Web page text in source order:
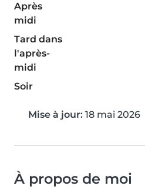
Après
midi
Tard dans
l'après-
midi
Soir
Mise à jour: 18 mai 2026
À propos de moi